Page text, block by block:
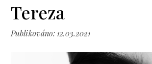
Tereza
Publikováno: 12.03.2021